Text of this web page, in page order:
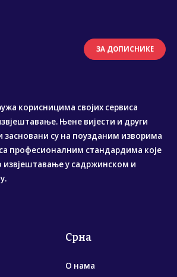
ЗА ДОПИСНИКЕ
корисницима својих сервиса
Њене вијести и други
засновани су на поузданим изворима
професионалним стандардима које
извјештавање у садржинском и
Срна
О нама